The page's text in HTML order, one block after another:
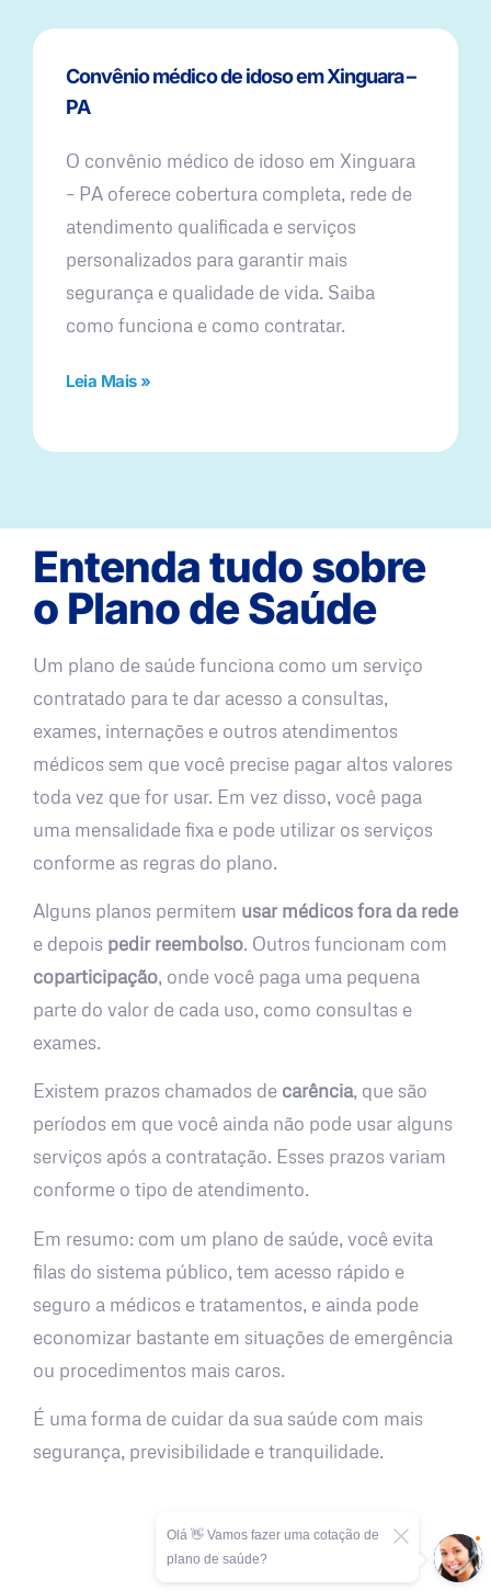
Convênio médico de idoso em Xinguara –
PA
O convênio médico de idoso em Xinguara
– PA oferece cobertura completa, rede de
atendimento qualificada e serviços
personalizados para garantir mais
segurança e qualidade de vida. Saiba
como funciona e como contratar.
Leia Mais »
Entenda tudo sobre
o Plano de Saúde
Um plano de saúde funciona como um serviço
contratado para te dar acesso a consultas,
exames, internações e outros atendimentos
médicos sem que você precise pagar altos valores
toda vez que for usar. Em vez disso, você paga
uma mensalidade fixa e pode utilizar os serviços
conforme as regras do plano.
Alguns planos permitem usar médicos fora da rede
e depois pedir reembolso. Outros funcionam com
coparticipação, onde você paga uma pequena
parte do valor de cada uso, como consultas e
exames.
Existem prazos chamados de carência, que são
períodos em que você ainda não pode usar alguns
serviços após a contratação. Esses prazos variam
conforme o tipo de atendimento.
Em resumo: com um plano de saúde, você evita
filas do sistema público, tem acesso rápido e
seguro a médicos e tratamentos, e ainda pode
economizar bastante em situações de emergência
ou procedimentos mais caros.
É uma forma de cuidar da sua saúde com mais
segurança, previsibilidade e tranquilidade.
Olá 👋 Vamos fazer uma cotação de
plano de saúde?